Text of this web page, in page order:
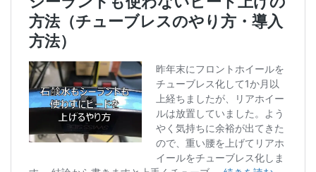
ディスクブレーキ
Di2関連
ブルべレポート2025
ブルべレポート2024